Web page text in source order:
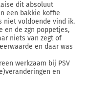
dit absoluut
een bakkie koffie
niet voldoende vind ik.
en de zgn poppetjes,
niets van zegt of
en daar was
werkzaam bij PSV
en